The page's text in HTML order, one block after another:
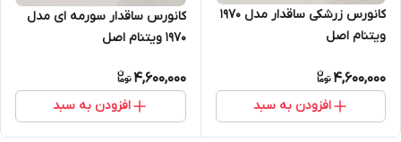
کانورس زرشکی ساقدار مدل 1970
ویتنام اصل
4,600,000
افزودن به سبد
کانورس ساقدار سورمه ای مدل
1970 ویتنام اصل
4,600,000
افزودن به سبد